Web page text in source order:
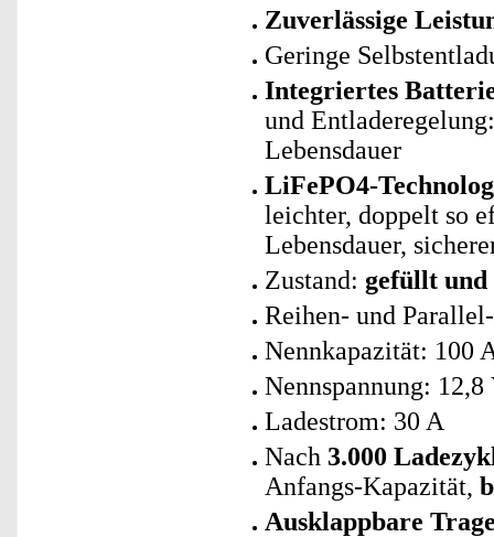
Zuverlässige
Geringe
Integriertes
und
Lebensdauer
LiFePO4-
leichter, doppelt so
Lebensdauer,
Zustand: gefüllt und
Reihen- und
Nennkapazität: 100
Nennspannung: 12,8
Ladestrom: 30 A
Nach 3.000
Anfangs-Kapazität,
Ausklappbare